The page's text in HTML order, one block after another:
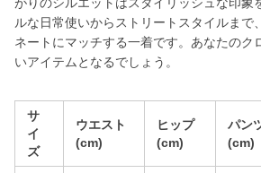
ルな日常使いからストリートスタイルまで
ネートにマッチする一着です。あなたのク
いアイテムとなるでしょう。
サ
イ
ズ
ウエスト
(cm)
ヒップ
(cm)
パン
(cm)